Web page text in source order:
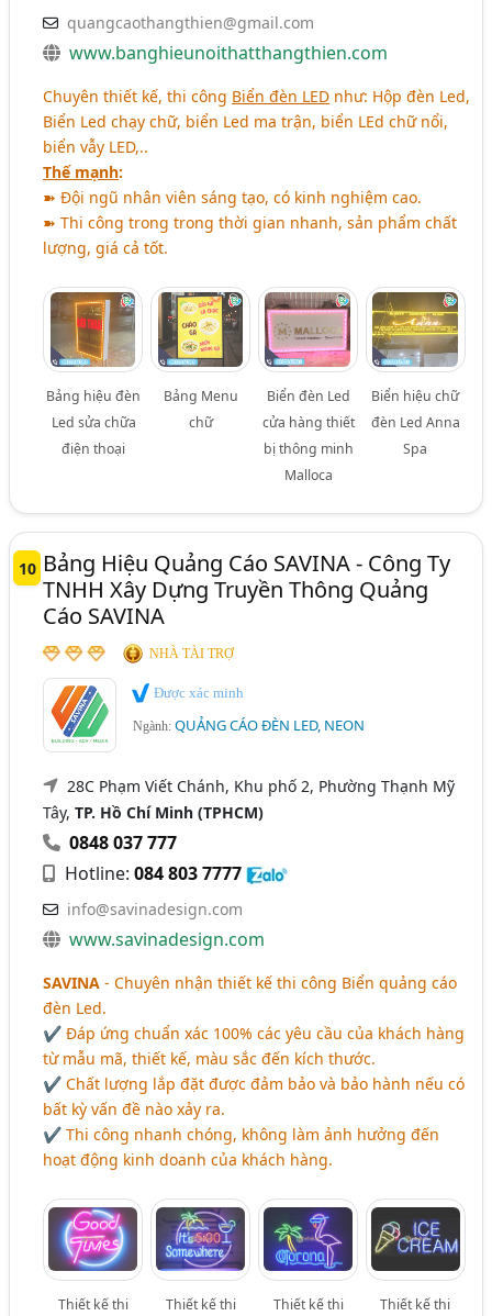
quangcaothangthien@gmail.com
www.banghieunoithatthangthien.com
Chuyên thiết kế, thi công Biển đèn LED như: Hộp đèn Led,
Biển Led chạy chữ, biển Led ma trận, biển LEd chữ nổi,
biển vẫy LED,..
Thế mạnh:
➽ Đội ngũ nhân viên sáng tạo, có kinh nghiệm cao.
➽ Thi công trong trong thời gian nhanh, sản phẩm chất
lượng, giá cả tốt.
Bảng hiệu đèn
Led sửa chữa
điện thoại
Bảng Menu
chữ
Biển đèn Led
cửa hàng thiết
bị thông minh
Malloca
Biển hiệu chữ
đèn Led Anna
Spa
10 Bảng Hiệu Quảng Cáo SAVINA - Công Ty
TNHH Xây Dựng Truyền Thông Quảng
Cáo SAVINA
NHÀ TÀI TRỢ
Được xác minh
Ngành:QUẢNG CÁO ĐÈN LED, NEON
28C Phạm Viết Chánh, Khu phố 2, Phường Thạnh Mỹ
Tây,TP. Hồ Chí Minh (TPHCM)
0848 037 777
Hotline:084 803 7777
info@savinadesign.com
www.savinadesign.com
SAVINA - Chuyên nhận thiết kế thi công Biển quảng cáo
đèn Led.
✔ Đáp ứng chuẩn xác 100% các yêu cầu của khách hàng
từ mẫu mã, thiết kế, màu sắc đến kích thước.
✔ Chất lượng lắp đặt được đảm bảo và bảo hành nếu có
bất kỳ vấn đề nào xảy ra.
✔ Thi công nhanh chóng, không làm ảnh hưởng đến
hoạt động kinh doanh của khách hàng.
Thiết kế thi
Thiết kế thi
Thiết kế thi
Thiết kế thi